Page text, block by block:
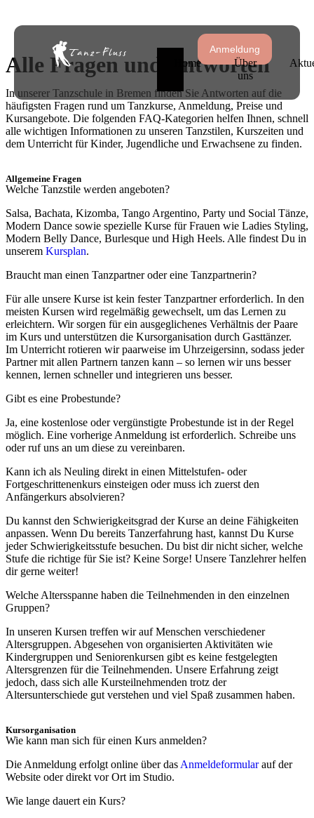
Home
Über
uns
Anmeldung
Alle Fragen und Antworten
In unserer Tanzschule in Bremen finden Sie Antworten auf die
häufigsten Fragen rund um Tanzkurse, Anmeldung, Preise und
Kursangebote. Die folgenden FAQ-Kategorien helfen Ihnen, schnell
alle wichtigen Informationen zu unseren Tanzstilen, Kurszeiten und
dem Unterricht für Kinder, Jugendliche und Erwachsene zu finden.
Allgemeine Fragen
Welche Tanzstile werden angeboten?
Salsa, Bachata, Kizomba, Tango Argentino, Party und Social Tänze,
Modern Dance sowie spezielle Kurse für Frauen wie Ladies Styling,
Modern Belly Dance, Burlesque und High Heels. Alle findest Du in
unserem Kursplan.
Braucht man einen Tanzpartner oder eine Tanzpartnerin?
Für alle unsere Kurse ist kein fester Tanzpartner erforderlich. In den
meisten Kursen wird regelmäßig gewechselt, um das Lernen zu
erleichtern. Wir sorgen für ein ausgeglichenes Verhältnis der Paare
im Kurs und unterstützen die Kursorganisation durch Gasttänzer.
Im Unterricht rotieren wir paarweise im Uhrzeigersinn, sodass jeder
Partner mit allen Partnern tanzen kann – so lernen wir uns besser
kennen, lernen schneller und integrieren uns besser.
Gibt es eine Probestunde?
Ja, eine kostenlose oder vergünstigte Probestunde ist in der Regel
möglich. Eine vorherige Anmeldung ist erforderlich. Schreibe uns
oder ruf uns an um diese zu vereinbaren.
Kann ich als Neuling direkt in einen Mittelstufen- oder
Fortgeschrittenenkurs einsteigen oder muss ich zuerst den
Anfängerkurs absolvieren?
Du kannst den Schwierigkeitsgrad der Kurse an deine Fähigkeiten
anpassen. Wenn Du bereits Tanzerfahrung hast, kannst Du Kurse
jeder Schwierigkeitsstufe besuchen. Du bist dir nicht sicher, welche
Stufe die richtige für Sie ist? Keine Sorge! Unsere Tanzlehrer helfen
dir gerne weiter!
Welche Altersspanne haben die Teilnehmenden in den einzelnen
Gruppen?
In unseren Kursen treffen wir auf Menschen verschiedener
Altersgruppen. Abgesehen von organisierten Aktivitäten wie
Kindergruppen und Seniorenkursen gibt es keine festgelegten
Altersgrenzen für die Teilnehmenden. Unsere Erfahrung zeigt
jedoch, dass sich alle Kursteilnehmenden trotz der
Altersunterschiede gut verstehen und viel Spaß zusammen haben.
Kursorganisation
Wie kann man sich für einen Kurs anmelden?
Die Anmeldung erfolgt online über das Anmeldeformularauf der
Website oder direkt vor Ort im Studio.
Wie lange dauert ein Kurs?